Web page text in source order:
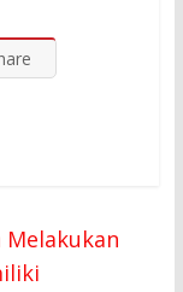
Melakukan